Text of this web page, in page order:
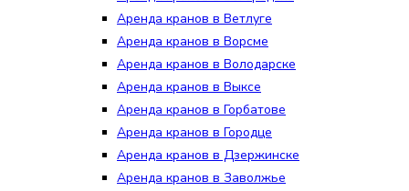
Аренда кранов в Ветлуге
Аренда кранов в Ворсме
Аренда кранов в Володарске
Аренда кранов в Выксе
Аренда кранов в Горбатове
Аренда кранов в Городце
Аренда кранов в Дзержинске
Аренда кранов в Заволжье